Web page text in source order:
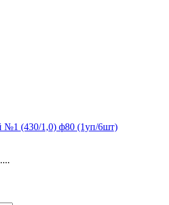
№1 (430/1,0) ф80 (1уп/6шт)